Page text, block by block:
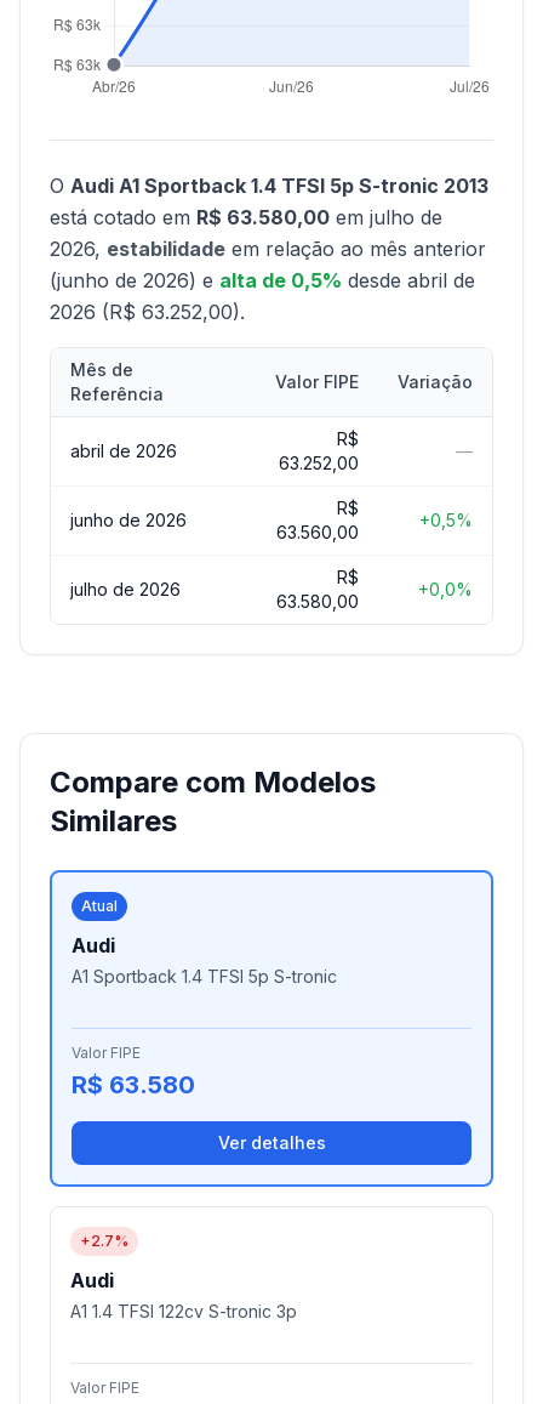
O Audi A1 Sportback 1.4 TFSI 5p S-tronic 2013
está cotado em R$ 63.580,00 em julho de
2026, estabilidade em relação ao mês anterior
(junho de 2026) e alta de 0,5% desde abril de
2026 (R$ 63.252,00).
Mês de
Referência
Valor FIPE Variação
abril de 2026
R$
63.252,00
—
junho de 2026
R$
63.560,00
+0,5%
julho de 2026
R$
63.580,00
+0,0%
Compare com Modelos
Similares
Atual
Audi
A1 Sportback 1.4 TFSI 5p S-tronic
Valor FIPE
R$ 63.580
Ver detalhes
+2.7%
Audi
A1 1.4 TFSI 122cv S-tronic 3p
Valor FIPE